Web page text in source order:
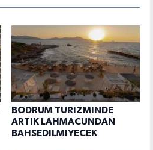
BODRUM TURIZMINDE
ARTIK LAHMACUNDAN
BAHSEDILMIYECEK